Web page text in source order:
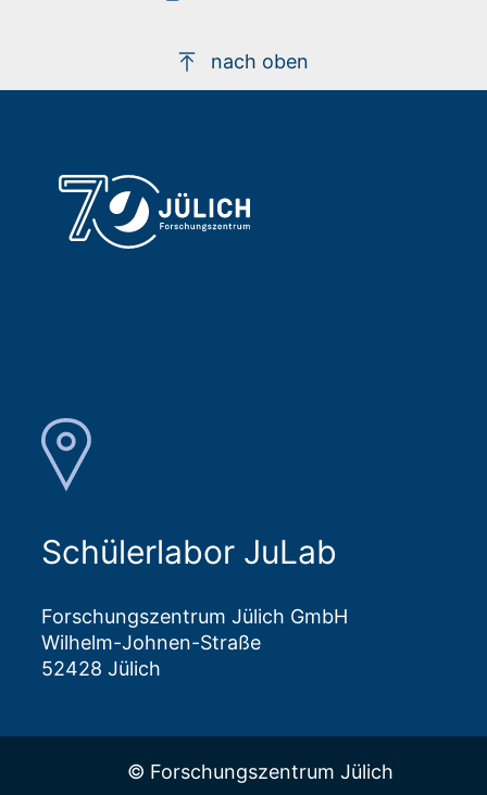
nach oben
Schülerlabor JuLab
Forschungszentrum Jülich GmbH
Wilhelm-Johnen-Straße
52428 Jülich
© Forschungszentrum Jülich